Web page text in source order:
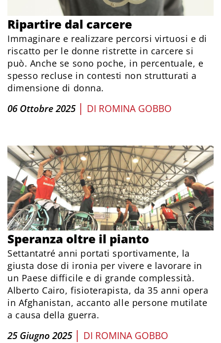
Ripartire dal carcere
Immaginare e realizzare percorsi virtuosi e di
riscatto per le donne ristrette in carcere si
può. Anche se sono poche, in percentuale, e
spesso recluse in contesti non strutturati a
dimensione di donna.
06 Ottobre 2025 | DI ROMINA GOBBO
Speranza oltre il pianto
Settantatré anni portati sportivamente, la
giusta dose di ironia per vivere e lavorare in
un Paese difficile e di grande complessità.
Alberto Cairo, fisioterapista, da 35 anni opera
in Afghanistan, accanto alle persone mutilate
a causa della guerra.
25 Giugno 2025 | DI ROMINA GOBBO